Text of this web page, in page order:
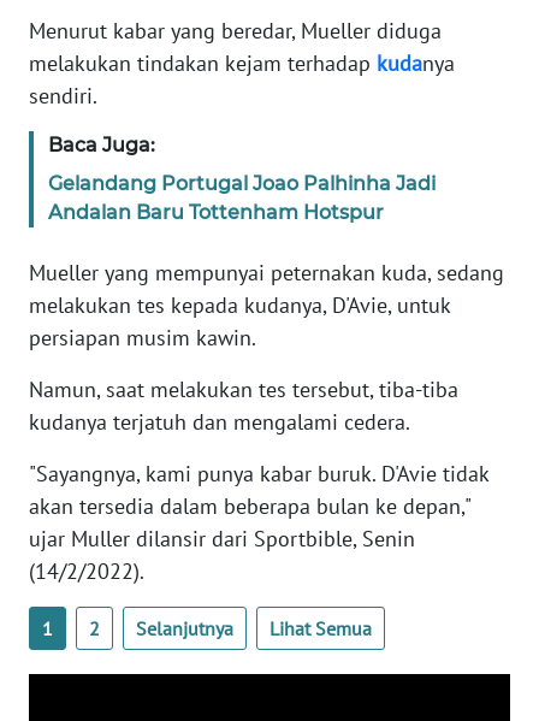
Menurut kabar yang beredar, Mueller diduga
melakukan tindakan kejam terhadap kudanya
sendiri.
Baca Juga:
Gelandang Portugal Joao Palhinha Jadi
Andalan Baru Tottenham Hotspur
Mueller yang mempunyai peternakan kuda, sedang
melakukan tes kepada kudanya, D'Avie, untuk
persiapan musim kawin.
Namun, saat melakukan tes tersebut, tiba-tiba
kudanya terjatuh dan mengalami cedera.
"Sayangnya, kami punya kabar buruk. D'Avie tidak
akan tersedia dalam beberapa bulan ke depan,"
ujar Muller dilansir dari Sportbible, Senin
(14/2/2022).
1 2 Selanjutnya Lihat Semua
PEDOMAN
MEDIA
SIBER
REDAKSI
DISCLAIMER
News
Regional
WN
SUMUT
WN
JAKARTA
WN
JABAR